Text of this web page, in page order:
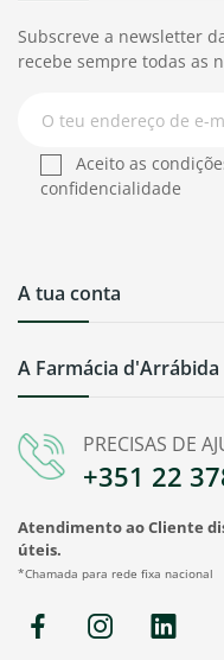
PRECISAS DE
+351 22
Atendimento ao Cliente
úteis.
*Chamada para rede fixa nacional
A Farmácia d'Arrábida
A tua conta
Subscreve a newsletter
recebe sempre todas as
Aceito as
confidencialidade